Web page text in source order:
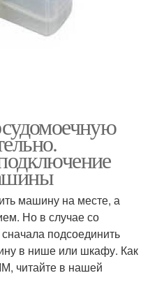
машину на месте, а
Но в случае со
подсоединить
в нише или шкафу. Как
читайте в нашей